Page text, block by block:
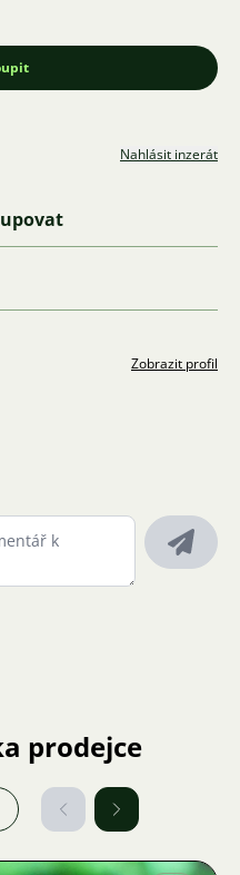
Nahlásit inzerát
Zobrazit profil
prodejce